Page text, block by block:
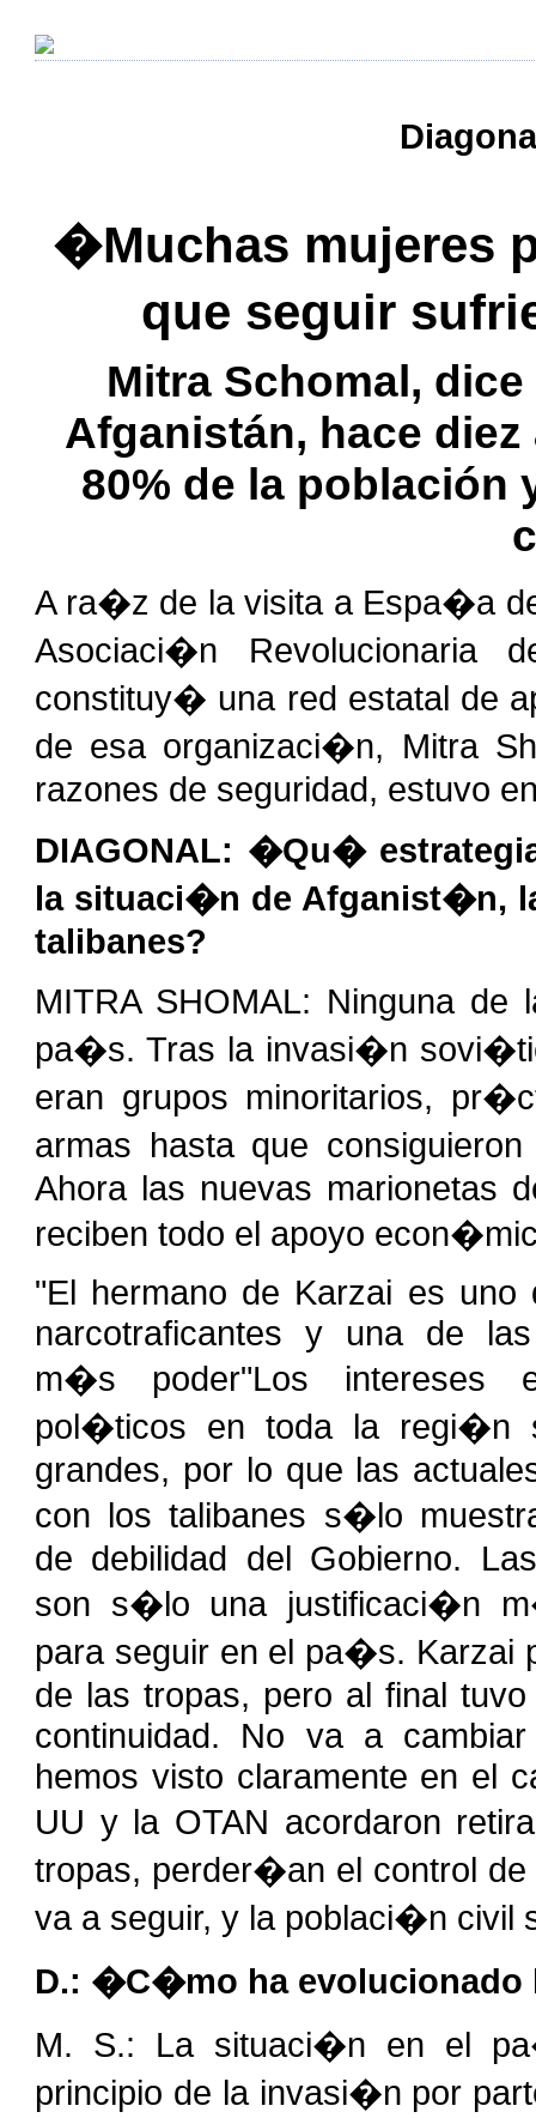
�Muchas mujeres
que seguir
Mitra Schomal,
Afganistán, hace
80% de la población
A ra�z de la visita a Espa�a
Asociaci�n Revolucionaria
constituy� una red estatal de
de esa organizaci�n, Mitra
razones de seguridad, estuvo
DIAGONAL: �Qu�
la situaci�n de Afganist�n,
talibanes?
MITRA SHOMAL: Ninguna
pa�s. Tras la invasi�n
eran grupos minoritarios,
armas hasta que
Ahora las nuevas marionetas
reciben todo el apoyo
"El hermano de Karzai es uno
narcotraficantes y una de
m�s poder"Los intereses
pol�ticos en toda la regi�n
grandes, por lo que las
con los talibanes s�lo
de debilidad del Gobierno.
son s�lo una justificaci�n
para seguir en el pa�s. Karzai
de las tropas, pero al final
continuidad. No va a
hemos visto claramente en el
UU y la OTAN acordaron
tropas, perder�an el control
va a seguir, y la poblaci�n
D.: �C�mo ha
M. S.: La situaci�n en el
principio de la invasi�n por